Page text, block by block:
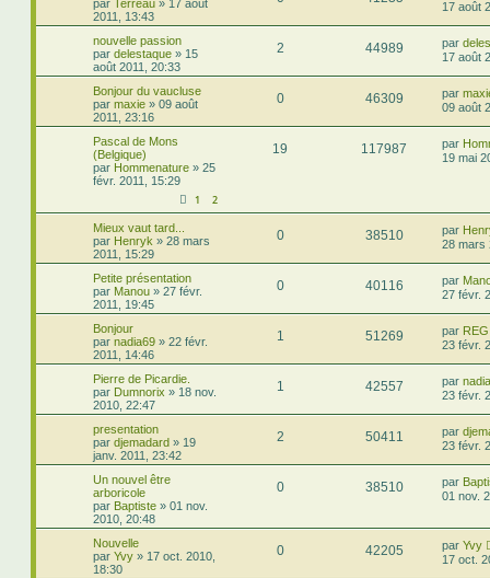
par Terreau » 17 août
2011, 13:43
17 août
nouvelle passion
par delestaque » 15
août 2011, 20:33
2 44989 par
17 août
Bonjour du vaucluse
par maxie » 09 août
2011, 23:16
0 46309 par
09 août
Pascal de Mons
(Belgique)
par Hommenature » 25
févr. 2011, 15:29
1 2
19 117987 par
19 mai
Mieux vaut tard...
par Henryk » 28 mars
2011, 15:29
0 38510 par
28 mars
Petite présentation
par Manou » 27 févr.
2011, 19:45
0 40116 par
27 févr.
Bonjour
par nadia69 » 22 févr.
2011, 14:46
1 51269 par
23 févr.
Pierre de Picardie.
par Dumnorix » 18 nov.
2010, 22:47
1 42557 par
23 févr.
presentation
par djemadard » 19
janv. 2011, 23:42
2 50411 par
23 févr.
Un nouvel être
arboricole
par Baptiste » 01 nov.
2010, 20:48
0 38510 par
01 nov.
Nouvelle
par Yvy » 17 oct. 2010,
18:30
0 42205 par Yvy
17 oct.